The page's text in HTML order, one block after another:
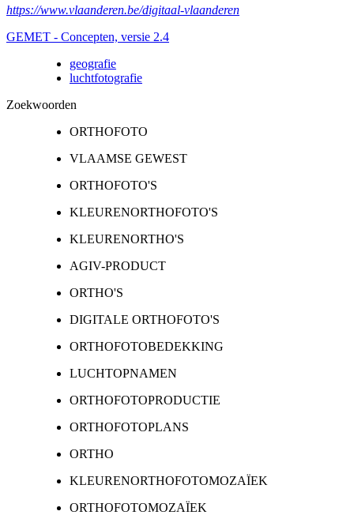
https://www.vlaanderen.be/digitaal-vlaanderen
GEMET - Concepten, versie 2.4
geografie
luchtfotografie
Zoekwoorden
ORTHOFOTO
VLAAMSE GEWEST
ORTHOFOTO'S
KLEURENORTHOFOTO'S
KLEURENORTHO'S
AGIV-PRODUCT
ORTHO'S
DIGITALE ORTHOFOTO'S
ORTHOFOTOBEDEKKING
LUCHTOPNAMEN
ORTHOFOTOPRODUCTIE
ORTHOFOTOPLANS
ORTHO
KLEURENORTHOFOTOMOZAÏEK
ORTHOFOTOMOZAÏEK